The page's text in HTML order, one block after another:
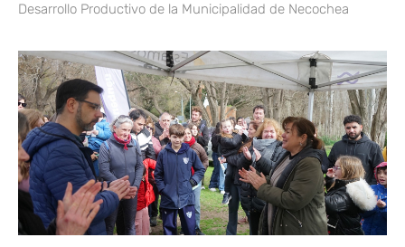
Desarrollo Productivo de la Municipalidad de Necochea